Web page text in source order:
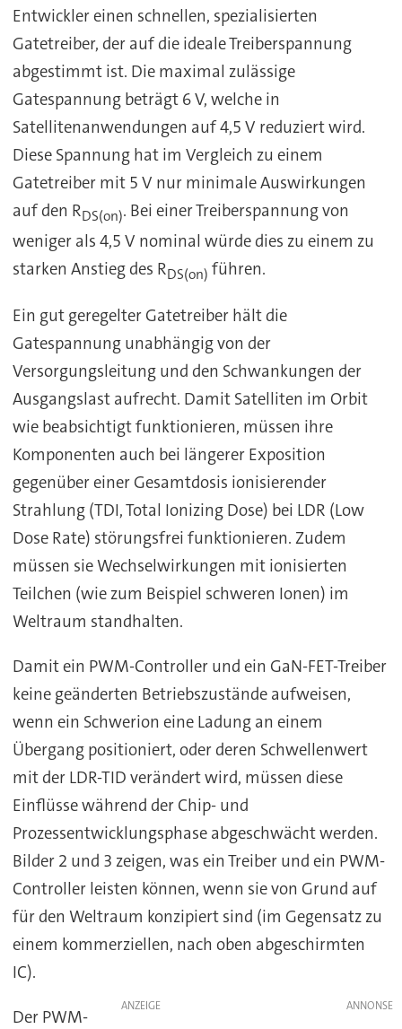
Entwickler einen schnellen, spezialisierten
Gatetreiber, der auf die ideale Treiberspannung
abgestimmt ist. Die maximal zulässige
Gatespannung beträgt 6 V, welche in
Satellitenanwendungen auf 4,5 V reduziert wird.
Diese Spannung hat im Vergleich zu einem
Gatetreiber mit 5 V nur minimale Auswirkungen
auf den RDS(on). Bei einer Treiberspannung von
weniger als 4,5 V nominal würde dies zu einem zu
starken Anstieg des RDS(on) führen.
Ein gut geregelter Gatetreiber hält die
Gatespannung unabhängig von der
Versorgungsleitung und den Schwankungen der
Ausgangslast aufrecht. Damit Satelliten im Orbit
wie beabsichtigt funktionieren, müssen ihre
Komponenten auch bei längerer Exposition
gegenüber einer Gesamtdosis ionisierender
Strahlung (TDI, Total Ionizing Dose) bei LDR (Low
Dose Rate) störungsfrei funktionieren. Zudem
müssen sie Wechselwirkungen mit ionisierten
Teilchen (wie zum Beispiel schweren Ionen) im
Weltraum standhalten.
Damit ein PWM-Controller und ein GaN-FET-Treiber
keine geänderten Betriebszustände aufweisen,
wenn ein Schwerion eine Ladung an einem
Übergang positioniert, oder deren Schwellenwert
mit der LDR-TID verändert wird, müssen diese
Einflüsse während der Chip- und
Prozessentwicklungsphase abgeschwächt werden.
Bilder 2 und 3 zeigen, was ein Treiber und ein PWM-
Controller leisten können, wenn sie von Grund auf
für den Weltraum konzipiert sind (im Gegensatz zu
einem kommerziellen, nach oben abgeschirmten
IC).
ANZEIGE
Der PWM-